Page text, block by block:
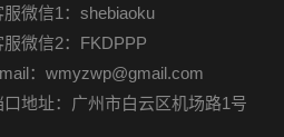
服微信1：shebiaoku
服微信2：FKDPPP
：wmyzwp@gmail.com
口地址：广州市白云区机场路1号